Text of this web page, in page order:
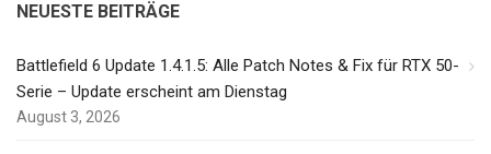
NEUESTE BEITRÄGE
Battlefield 6 Update 1.4.1.5: Alle Patch Notes & Fix für RTX 50-
Serie – Update erscheint am Dienstag
August 3, 2026